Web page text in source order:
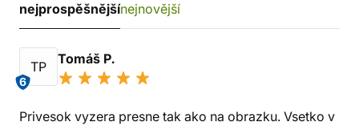
nejprospěšnějšínejnovější
TP
6
Tomáš P.
Privesok vyzera presne tak ako na obrazku. Vsetko v